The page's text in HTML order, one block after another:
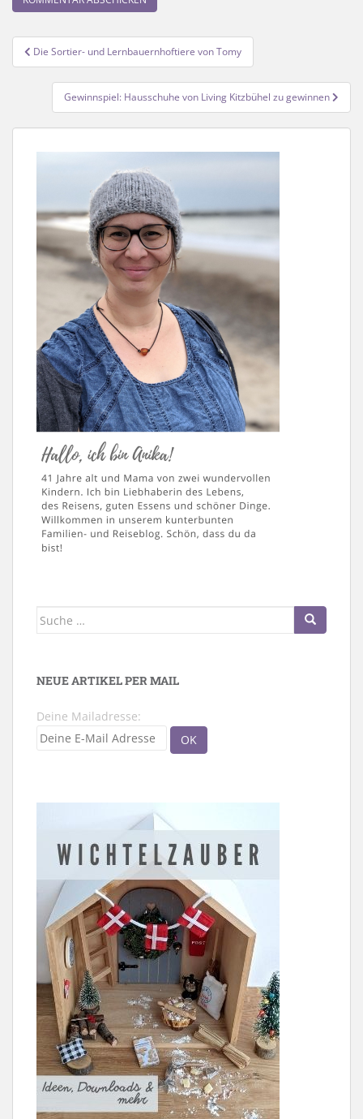
Beitragsnavigation
Die Sortier- und Lernbauernhoftiere von Tomy
Gewinnspiel: Hausschuhe von Living Kitzbühel zu gewinnen
Suche
NEUE ARTIKEL PER MAIL
Deine Mailadresse: